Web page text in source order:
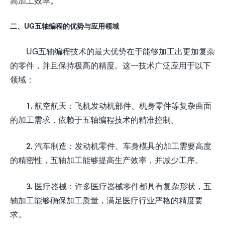
二、UG五轴编程的优势与应用领域
UG五轴编程技术的最大优势在于能够加工出更加复杂
的零件，并且保持极高的精度。这一技术广泛应用于以下
领域：
1. 航空航天：飞机发动机部件、机身零件等复杂曲面
的加工需求，依赖于五轴编程技术的精准控制。
2. 汽车制造：发动机零件、车身模具的加工需要高度
的精密性，五轴加工能够提高生产效率，并减少工序。
3. 医疗器械：许多医疗器械零件都具有复杂形状，五
轴加工能够确保加工质量，满足医疗行业严格的精度要
求。